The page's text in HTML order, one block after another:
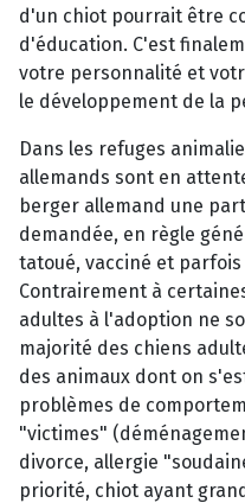
d'un chiot pourrait être
d'éducation. C'est
votre personnalité et
le développement de la
Dans les refuges
allemands sont en
berger allemand une
demandée, en règle
tatoué, vacciné et
Contrairement à
adultes à l'adoption ne
majorité des chiens
des animaux dont on
problèmes de
"victimes"
divorce, allergie
priorité, chiot ayant